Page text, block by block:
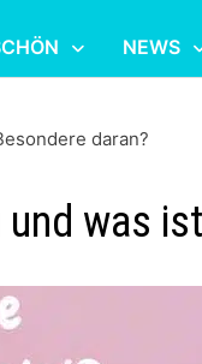
NEWS
daran?
was